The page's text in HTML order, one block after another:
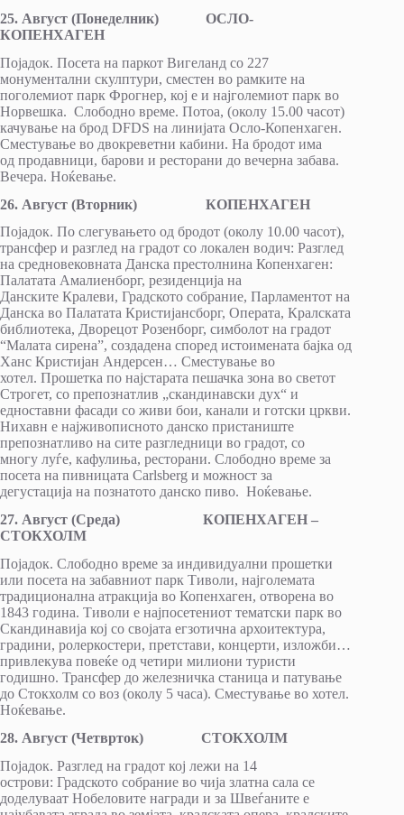
25. Август (Понеделник) ОСЛО-
КОПЕНХАГЕН
Појадок. Посета на паркот Вигеланд со 227
монументални скулптури, сместен во рамките на
поголемиот парк Фрогнер, кој е и најголемиот парк во
Норвешка. Слободно време. Потоа, (околу 15.00 часот)
качување на брод DFDS на линијата Осло-Копенхаген.
Сместување во двокреветни кабини. На бродот има
од продавници, барови и ресторани до вечерна забава.
Вечера. Ноќевање.
26. Август (Вторник) КОПЕНХАГЕН
Појадок. По слегувањето од бродот (околу 10.00 часот),
трансфер и разглед на градот со локален водич: Разглед
на средновековната Данска престолнина Копенхаген:
Палатата Амалиенборг, резиденција на
Данските Кралеви, Градското собрание, Парламентот на
Данска во Палатата Кристијансборг, Операта, Кралската
библиотека, Дворецот Розенборг, симболот на градот
“Малата сирена”, создадена според истоимената бајка од
Ханс Кристијан Андерсен… Сместување во
хотел. Прошетка по најстарата пешачка зона во светот
Строгет, со препознатлив „скандинавски дух“ и
едноставни фасади со живи бои, канали и готски цркви.
Нихавн e најживописното данско пристаниште
препознатливо на сите разгледници во градот, со
многу луѓе, кафулиња, ресторани. Слободно време за
посета на пивницата Carlsberg и можност за
дегустација на познатото данско пиво. Ноќевање.
27. Август (Среда) КОПЕНХАГЕН –
СТОКХОЛМ
Појадок. Слободно време за индивидуални прошетки
или посета на забавниот парк Тиволи, најголемата
традиционална атракција во Копенхаген, отворена во
1843 година. Тиволи е најпосетениот тематски парк во
Скандинавија кој со својата егзотична архоитектура,
градини, ролеркостери, претстави, концерти, изложби…
привлекува повеќе од четири милиони туристи
годишно. Трансфер до железничка станица и патување
до Стокхолм со воз (околу 5 часа). Сместување во хотел.
Ноќевање.
28. Август (Четврток)
СТОКХОЛМ
Појадок. Разглед на градот кој лежи на 14
острови: Градското собрание во чија златна сала се
доделуваат Нобеловите награди и за Швеѓаните е